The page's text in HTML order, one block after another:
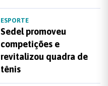
ESPORTE
Sedel promoveu
competições e
revitalizou quadra de
tênis